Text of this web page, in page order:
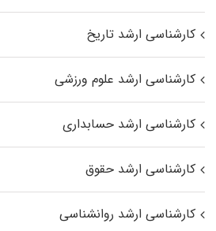
کارشناسی ارشد تاریخ
کارشناسی ارشد علوم ورزشی
کارشناسی ارشد حسابداری
کارشناسی ارشد حقوق
کارشناسی ارشد روانشناسی